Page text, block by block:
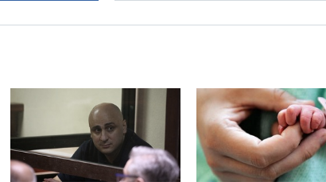
გადახედვა გადახედვა